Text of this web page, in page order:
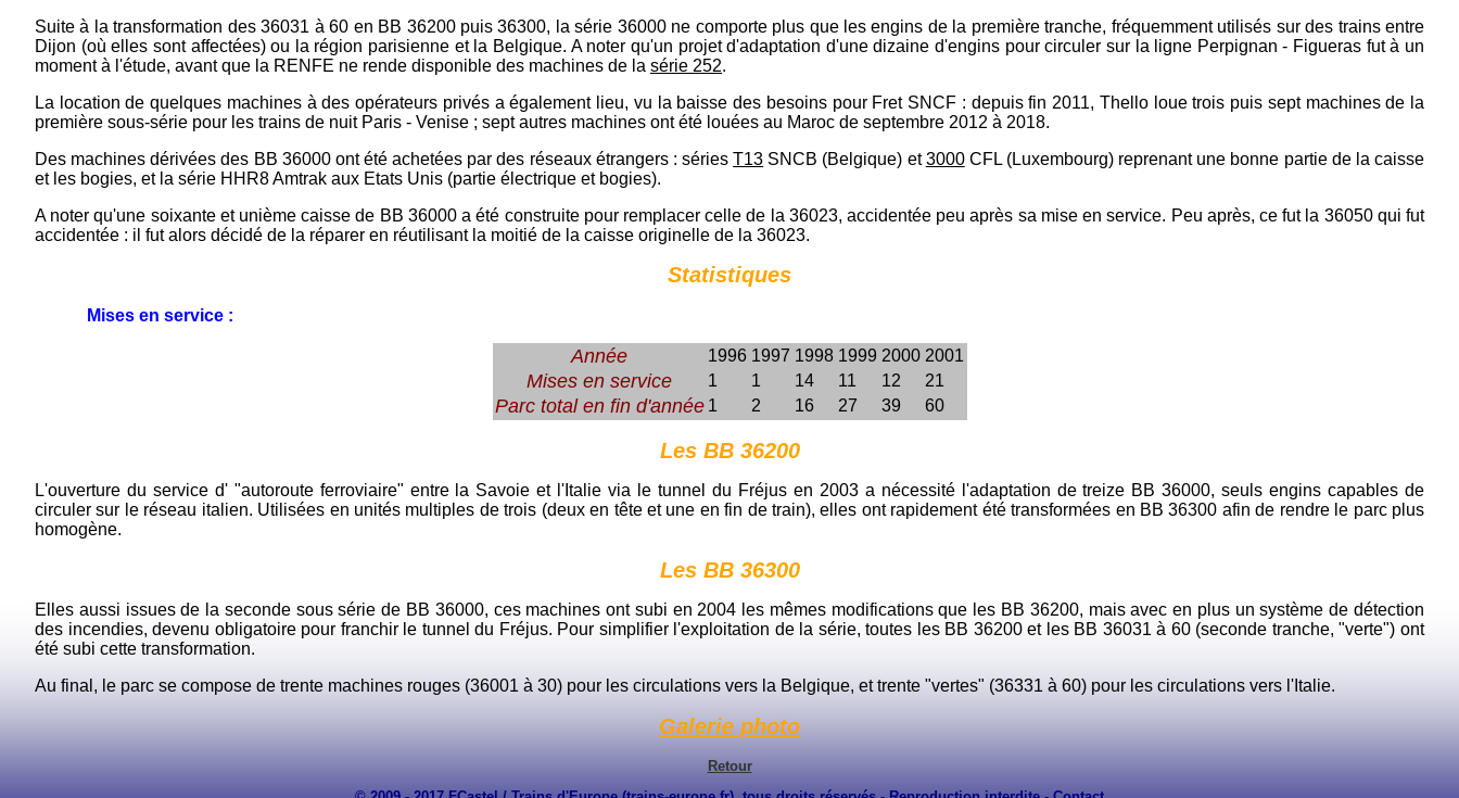
Suite à la transformation des 36031 à 60 en BB 36200 puis 36300, la série 36000 ne comporte plus que les engins de la première tranche, fréquemment utilisés sur des trains entre
Dijon (où elles sont affectées) ou la région parisienne et la Belgique. A noter qu'un projet d'adaptation d'une dizaine d'engins pour circuler sur la ligne Perpignan - Figueras fut à un
moment à l'étude, avant que la RENFE ne rende disponible des machines de la série 252.
La location de quelques machines à des opérateurs privés a également lieu, vu la baisse des besoins pour Fret SNCF : depuis fin 2011, Thello loue trois puis sept machines de la
première sous-série pour les trains de nuit Paris - Venise ; sept autres machines ont été louées au Maroc de septembre 2012 à 2018.
Des machines dérivées des BB 36000 ont été achetées par des réseaux étrangers : sériesT13 SNCB (Belgique) et3000CFL (Luxembourg) reprenant une bonne partie de la caisse
et les bogies, et la série HHR8 Amtrak aux Etats Unis (partie électrique et bogies).
A noter qu'une soixante et unième caisse de BB 36000 a été construite pour remplacer celle de la 36023, accidentée peu après sa mise en service. Peu après, ce fut la 36050 qui fut
accidentée : il fut alors décidé de la réparer en réutilisant la moitié de la caisse originelle de la 36023.
Statistiques
Mises en service :
Année 1996 1997 1998 1999 2000 2001
Mises en service 1 1 14 11 12 21
Parc total en fin d'année 1 2 16 27 39 60
Les BB 36200
L'ouverture du service d' "autoroute ferroviaire" entre la Savoie et l'Italie via le tunnel du Fréjus en 2003 a nécessité l'adaptation de treize BB 36000, seuls engins capables de
circuler sur le réseau italien. Utilisées en unités multiples de trois (deux en tête et une en fin de train), elles ont rapidement été transformées en BB 36300 afin de rendre le parc plus
homogène.
Les BB 36300
Elles aussi issues de la seconde sous série de BB 36000, ces machines ont subi en 2004 les mêmes modifications que les BB 36200, mais avec en plus un système de détection
des incendies, devenu obligatoire pour franchir le tunnel du Fréjus. Pour simplifier l'exploitation de la série, toutes les BB 36200 et les BB 36031 à 60 (seconde tranche, "verte") ont
été subi cette transformation.
Au final, le parc se compose de trente machines rouges (36001 à 30) pour les circulations vers la Belgique, et trente "vertes" (36331 à 60) pour les circulations vers l'Italie.
Galerie photo
Retour